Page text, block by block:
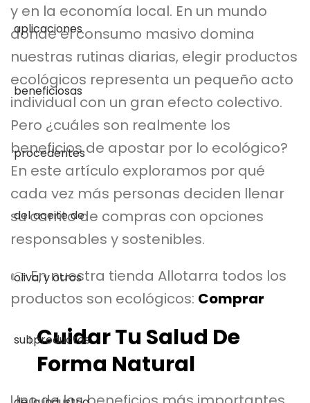
y en la economía local. En un mundo
donde el consumo masivo domina
nuestras rutinas diarias, elegir productos
ecológicos representa un pequeño acto
individual con un gran efecto colectivo.
Pero ¿cuáles son realmente los
beneficios de apostar por lo ecológico?
En este artículo exploramos por qué
cada vez más personas deciden llenar
su carrito de compras con opciones
responsables y sostenibles.
👉 En nuestra tienda Allotarra todos los
productos son ecológicos: Comprar
Cuidar Tu Salud De
Forma Natural